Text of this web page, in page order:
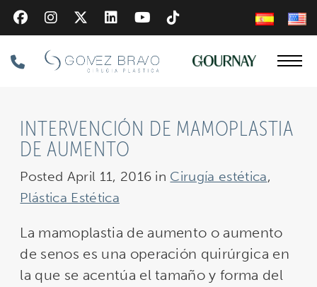
Skip
to
main
content
Phone
INTERVENCIÓN DE MAMOPLASTIA
DE AUMENTO
Posted April 11, 2016 in Cirugía estética,
Plástica Estética
La mamoplastia de aumento o aumento
de senos es una operación quirúrgica en
la que se acentúa el tamaño y forma del